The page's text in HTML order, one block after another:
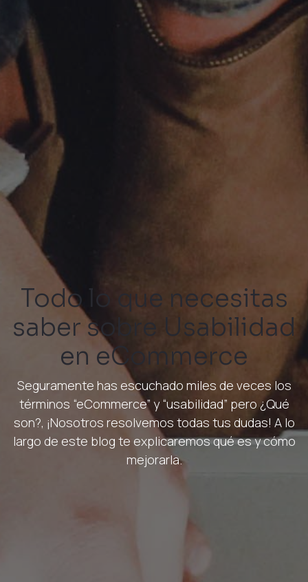
Todo lo que necesitas
saber sobre Usabilidad
en eCommerce
Seguramente has escuchado miles de veces los
términos “eCommerce” y “usabilidad” pero ¿Qué
son?, ¡Nosotros resolvemos todas tus dudas! A lo
largo de este blog te explicaremos qué es y cómo
mejorarla.